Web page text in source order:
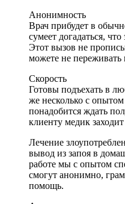
Анонимность
Врач прибудет в
сумеет догадаться,
Этот вызов не
можете не переживать
Скорость
Готовы подъехать в
же несколько с
понадобится ждать
клиенту медик
Лечение
вывод из запоя в
работе мы с опытом
смогут анонимно,
помощь.